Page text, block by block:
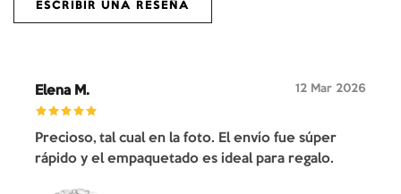
ESCRIBIR UNA RESEÑA
Elena M. 12 Mar 2026
Precioso, tal cual en la foto. El envío fue súper
rápido y el empaquetado es ideal para regalo.